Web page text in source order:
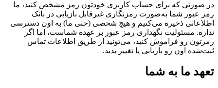
در صورتی که برای حساب کاربری خودتون رمز مشخص کنید، ما
رمز عبور شما به‌صورت رمزنگاری غیرقابل بازیابی در بانک
اطلاعاتی ذخیره می‌کنیم و هیچ شخصی (حتی ما) به اون دسترسی
نداره. مسئولیت نگهداری رمز عبور بر عهده شماست، اما اگر
رمزتون رو فراموش کنید، می‌تونید از طریق اطلاعات تماس
ثبت‌شده اون رو بازیابی یا تغییر بدید.
تعهد ما به شما